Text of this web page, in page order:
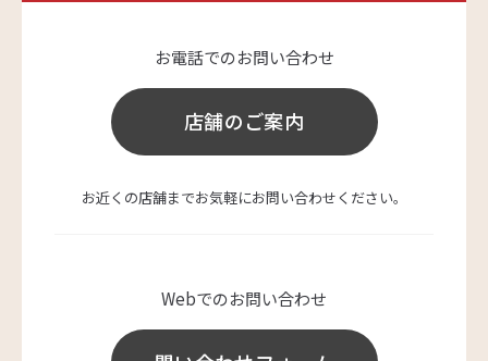
お電話でのお問い合わせ
店舗のご案内
お近くの店舗までお気軽にお問い合わせください。
Webでのお問い合わせ